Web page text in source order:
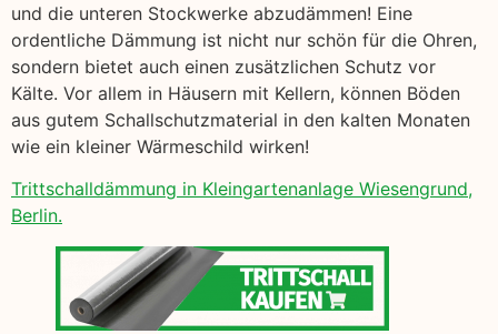
und die unteren Stockwerke abzudämmen! Eine
ordentliche Dämmung ist nicht nur schön für die Ohren,
sondern bietet auch einen zusätzlichen Schutz vor
Kälte. Vor allem in Häusern mit Kellern, können Böden
aus gutem Schallschutzmaterial in den kalten Monaten
wie ein kleiner Wärmeschild wirken!
Trittschalldämmung in Kleingartenanlage Wiesengrund,
Berlin.